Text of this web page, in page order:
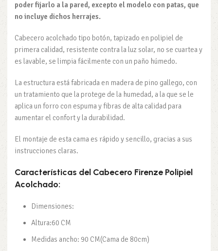
poder fijarlo a la pared, excepto el modelo con patas, que
no incluye dichos herrajes.
Cabecero acolchado tipo botón, tapizado en polipiel de
primera calidad, resistente contra la luz solar, no se cuartea y
es lavable, se limpia fácilmente con un paño húmedo.
La estructura está fabricada en madera de pino gallego, con
un tratamiento que la protege de la humedad, a la que se le
aplica un forro con espuma y fibras de alta calidad para
aumentar el confort y la durabilidad.
El montaje de esta cama es rápido y sencillo, gracias a sus
instrucciones claras.
Características del Cabecero Firenze Polipiel
Acolchado:
Dimensiones:
Altura:60 CM
Medidas ancho: 90 CM(Cama de 80cm)